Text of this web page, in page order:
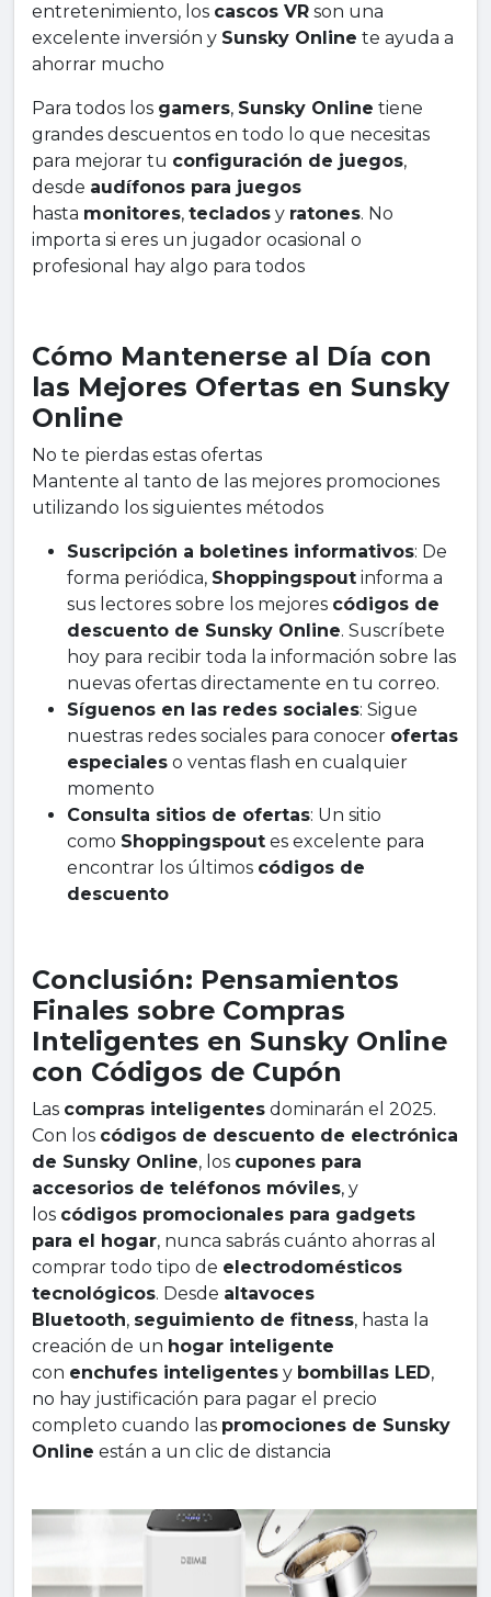
entretenimiento, los cascos VR son una
excelente inversión y Sunsky Online te ayuda a
ahorrar mucho
Para todos los gamers, Sunsky Online tiene
grandes descuentos en todo lo que necesitas
para mejorar tu configuración de juegos,
desde audífonos para juegos
hasta monitores, teclados y ratones. No
importa si eres un jugador ocasional o
profesional hay algo para todos
Cómo Mantenerse al Día con
las Mejores Ofertas en Sunsky
Online
No te pierdas estas ofertas
Mantente al tanto de las mejores promociones
utilizando los siguientes métodos
Suscripción a boletines informativos: De
forma periódica, Shoppingspout informa a
sus lectores sobre los mejores códigos de
descuento de Sunsky Online. Suscríbete
hoy para recibir toda la información sobre las
nuevas ofertas directamente en tu correo.
Síguenos en las redes sociales: Sigue
nuestras redes sociales para conocer ofertas
especiales o ventas flash en cualquier
momento
Consulta sitios de ofertas: Un sitio
como Shoppingspout es excelente para
encontrar los últimos códigos de
descuento
Conclusión: Pensamientos
Finales sobre Compras
Inteligentes en Sunsky Online
con Códigos de Cupón
Las compras inteligentes dominarán el 2025.
Con los códigos de descuento de electrónica
de Sunsky Online, los cupones para
accesorios de teléfonos móviles, y
los códigos promocionales para gadgets
para el hogar, nunca sabrás cuánto ahorras al
comprar todo tipo de electrodomésticos
tecnológicos. Desde altavoces
Bluetooth, seguimiento de fitness, hasta la
creación de un hogar inteligente
con enchufes inteligentes y bombillas LED,
no hay justificación para pagar el precio
completo cuando las promociones de Sunsky
Online están a un clic de distancia